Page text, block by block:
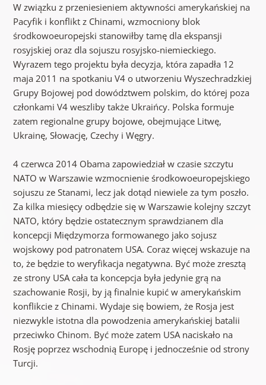
W związku z przeniesieniem aktywności amerykańskiej na
Pacyfik i konflikt z Chinami, wzmocniony blok
środkowoeuropejski stanowiłby tamę dla ekspansji
rosyjskiej oraz dla sojuszu rosyjsko-niemieckiego.
Wyrazem tego projektu była decyzja, która zapadła 12
maja 2011 na spotkaniu V4 o utworzeniu Wyszechradzkiej
Grupy Bojowej pod dowództwem polskim, do której poza
członkami V4 weszliby także Ukraińcy. Polska formuje
zatem regionalne grupy bojowe, obejmujące Litwę,
Ukrainę, Słowację, Czechy i Węgry.
4 czerwca 2014 Obama zapowiedział w czasie szczytu
NATO w Warszawie wzmocnienie środkowoeuropejskiego
sojuszu ze Stanami, lecz jak dotąd niewiele za tym poszło.
Za kilka miesięcy odbędzie się w Warszawie kolejny szczyt
NATO, który będzie ostatecznym sprawdzianem dla
koncepcji Międzymorza formowanego jako sojusz
wojskowy pod patronatem USA. Coraz więcej wskazuje na
to, że będzie to weryfikacja negatywna. Być może zresztą
ze strony USA cała ta koncepcja była jedynie grą na
szachowanie Rosji, by ją finalnie kupić w amerykańskim
konflikcie z Chinami. Wydaje się bowiem, że Rosja jest
niezwykle istotna dla powodzenia amerykańskiej batalii
przeciwko Chinom. Być może zatem USA naciskało na
Rosję poprzez wschodnią Europę i jednocześnie od strony
Turcji.